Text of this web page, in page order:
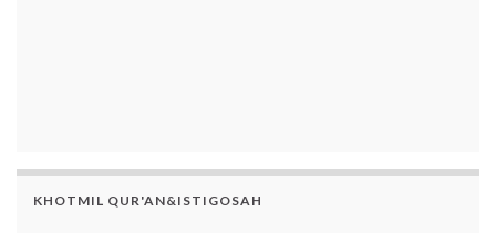
KHOTMIL QUR'AN&ISTIGOSAH